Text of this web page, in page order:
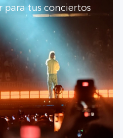
para tus conciertos